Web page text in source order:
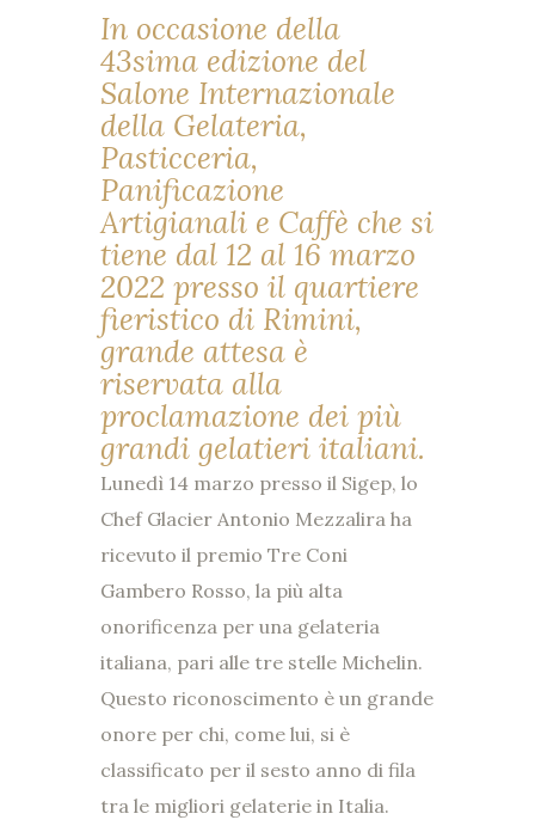
In occasione della
43sima edizione del
Salone Internazionale
della Gelateria,
Pasticceria,
Panificazione
Artigianali e Caffè che si
tiene dal 12 al 16 marzo
2022 presso il quartiere
fieristico di Rimini,
grande attesa è
riservata alla
proclamazione dei più
grandi gelatieri italiani.
Lunedì 14 marzo presso il Sigep, lo
Chef Glacier Antonio Mezzalira ha
ricevuto il premio Tre Coni
Gambero Rosso, la più alta
onorificenza per una gelateria
italiana, pari alle tre stelle Michelin.
Questo riconoscimento è un grande
onore per chi, come lui, si è
classificato per il sesto anno di fila
tra le migliori gelaterie in Italia.